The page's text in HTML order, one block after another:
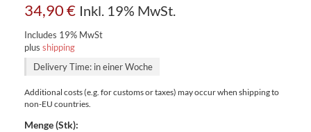
34,90€ Inkl. 19% MwSt.
Includes 19% MwSt
plus shipping
Delivery Time: in einer Woche
Additional costs (e.g. for customs or taxes) may occur when shipping to
non-EU countries.
Menge (Stk):